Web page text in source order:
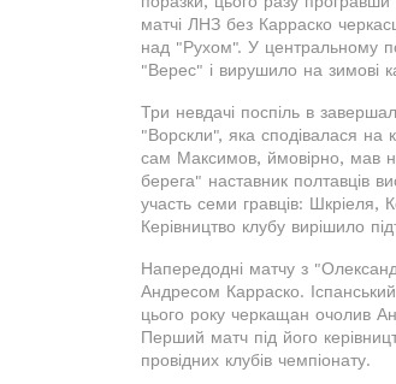
матчі ЛНЗ без Карраско
над "Рухом". У центральному
"Верес" і вирушило на зимові
Три невдачі поспіль в
"Ворскли", яка сподівалася на
сам Максимов, ймовірно, мав
берега" наставник полтавців
участь семи гравців:
Керівництво клубу вирішило
Напередодні матчу з
Андресом Карраско.
цього року черкащан очолив
Перший матч під його
провідних клубів чемпіонату.